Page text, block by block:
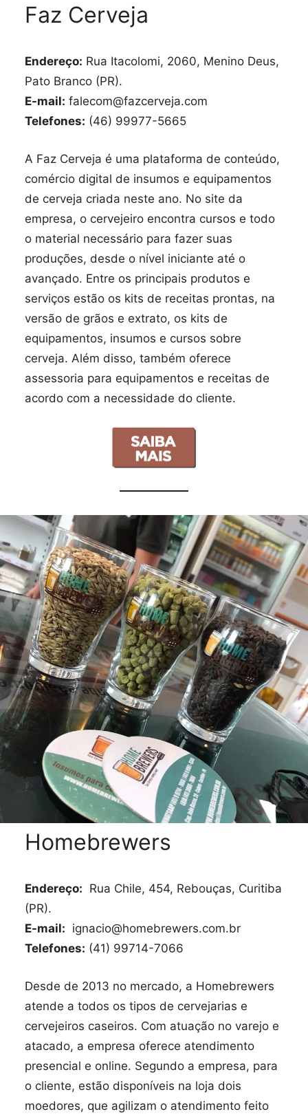
Faz Cerveja
Endereço: Rua Itacolomi, 2060, Menino Deus,
Pato Branco (PR).
E-mail: falecom@fazcerveja.com
Telefones: (46) 99977-5665
A Faz Cerveja é uma plataforma de conteúdo,
comércio digital de insumos e equipamentos
de cerveja criada neste ano. No site da
empresa, o cervejeiro encontra cursos e todo
o material necessário para fazer suas
produções, desde o nível iniciante até o
avançado. Entre os principais produtos e
serviços estão os kits de receitas prontas, na
versão de grãos e extrato, os kits de
equipamentos, insumos e cursos sobre
cerveja. Além disso, também oferece
assessoria para equipamentos e receitas de
acordo com a necessidade do cliente.
Homebrewers
Endereço: Rua Chile, 454, Rebouças, Curitiba
(PR).
E-mail: ignacio@homebrewers.com.br
Telefones: (41) 99714-7066
Desde de 2013 no mercado, a Homebrewers
atende a todos os tipos de cervejarias e
cervejeiros caseiros. Com atuação no varejo e
atacado, a empresa oferece atendimento
presencial e online. Segundo a empresa, para
o cliente, estão disponíveis na loja dois
moedores, que agilizam o atendimento feito